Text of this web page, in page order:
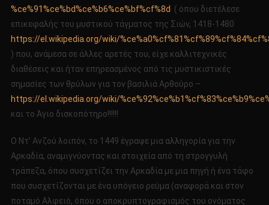
%ce%91%ce%bd%ce%b6%ce%bf%cf%8d ( όπου διετέλεσε
επικεφαλής του μυστικού τάγματος της Σιών, 1418-1480
https://el.wikipedia.org/wiki/
) που, ανάμεσα σε άλλες αρετές του, είχε καλλιτεχνικές
διαθέσεις και ήταν επηρεασμένος από τις μυστικιστικές
σημασίες των θρύλων για τον βασιλιά Αρθούρο –
https://el.wikipedia.org/wiki/
και το Άγιο δισκοπότηρο!!!!!!
Ο Ντ’ Ανζού λοιπόν, το 1449 έγραψε μια αλληγορία για την
Αρκαδία, αναμιγνύοντας και στοιχεία από τη στρογγυλή
τράπεζα, όπου συσχετίζει την Αρκαδία με μια πηγή ή ένα τάφο
που συσχετίζονται με ένα υπόγειο ρεύμα (αναφορά και στον
ποταμό Αλφειό, όπου ο αποκρυπτογραφισμός του ονόματος